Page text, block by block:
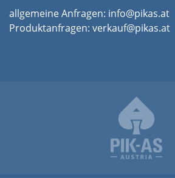
allgemeine Anfragen: info@pikas.at
Produktanfragen: verkauf@pikas.at